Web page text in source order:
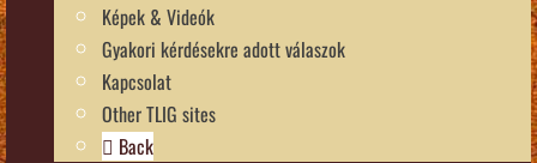
Képek & Videók
Gyakori kérdésekre adott válaszok
Kapcsolat
Other TLIG sites
Back